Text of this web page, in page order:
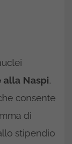
alla Naspi,
consente
di
stipendio